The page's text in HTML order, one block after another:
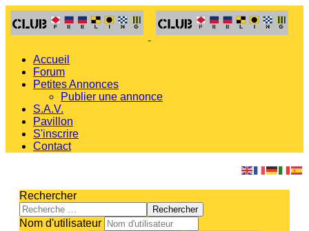
Accueil
Forum
Petites Annonces
Publier une annonce
S.A.V.
Pavillon
S'inscrire
Contact
Rechercher
Rechercher
Nom d'utilisateur